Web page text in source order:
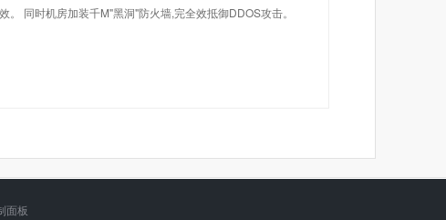
同时机房加装千M"黑洞"防火墙,完全效抵御DDOS攻击。
面板